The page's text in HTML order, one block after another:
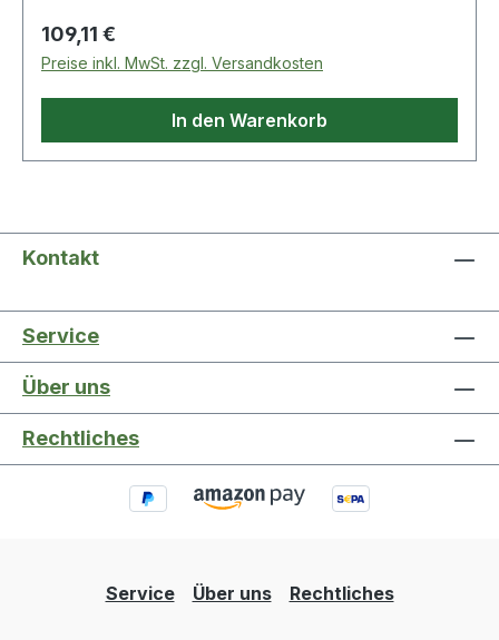
Genauigkeit 1,6 %
Regulärer Preis:
109,11 €
Preise inkl. MwSt. zzgl. Versandkosten
In den Warenkorb
Kontakt
Service
Über uns
Rechtliches
Service Über uns Rechtliches